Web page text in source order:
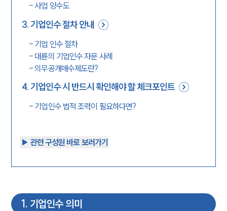
-사업 양수도
3.기업인수 절차 안내
- 기업 인수 절차
- 대륜의 기업인수 자문 사례
-의무공개매수제도란?
4.기업인수 시 반드시 확인해야 할 체크포인트
- 기업인수 법적 조력이 필요하다면?
▶︎ 관련 구성원 바로 보러가기
1. 기업인수 의미